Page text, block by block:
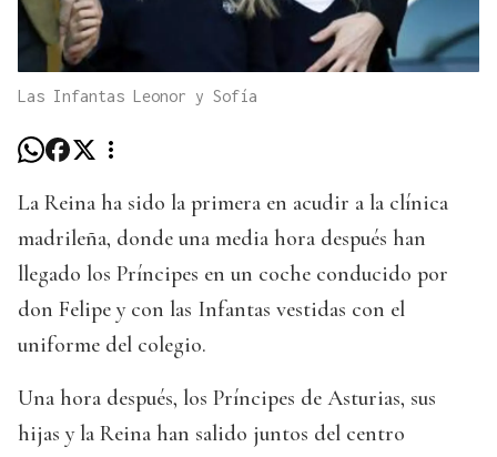
Las Infantas Leonor y Sofía
La Reina ha sido la primera en acudir a la clínica
madrileña, donde una media hora después han
llegado los Príncipes en un coche conducido por
don Felipe y con las Infantas vestidas con el
uniforme del colegio.
Una hora después, los Príncipes de Asturias, sus
hijas y la Reina han salido juntos del centro